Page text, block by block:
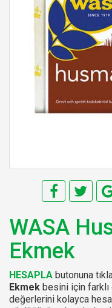
WASA
Ekmek
HESAPLA butonuna
Ekmek besini için
değerlerini kolayca